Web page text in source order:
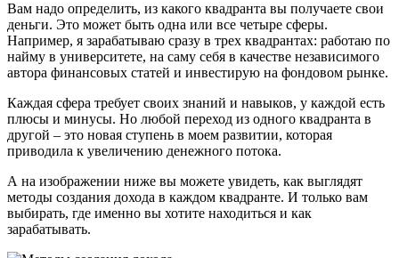
Вам надо определить, из какого квадранта вы получаете свои
деньги. Это может быть одна или все четыре сферы.
Например, я зарабатываю сразу в трех квадрантах: работаю по
найму в университете, на саму себя в качестве независимого
автора финансовых статей и инвестирую на фондовом рынке.
Каждая сфера требует своих знаний и навыков, у каждой есть
плюсы и минусы. Но любой переход из одного квадранта в
другой – это новая ступень в моем развитии, которая
приводила к увеличению денежного потока.
А на изображении ниже вы можете увидеть, как выглядят
методы создания дохода в каждом квадранте. И только вам
выбирать, где именно вы хотите находиться и как
зарабатывать.